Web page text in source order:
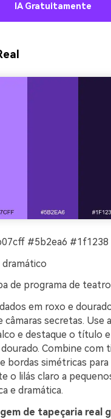
IA Gratuitamente
#5b2ea6 #1f1238
de programa de teatro
em roxo e
câmaras secretas. Use
e destaque o título
Combine com
bordas simétricas para
o lilás claro a
e dramática.
de tapeçaria real